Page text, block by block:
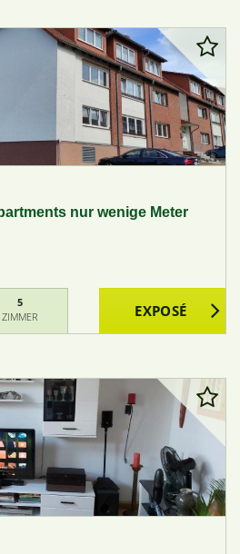
nur wenige Meter
5
ZIMMER